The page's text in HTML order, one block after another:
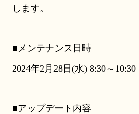
します。
■メンテナンス日時
2024年2月28日(水) 8:30～10:30
■アップデート内容